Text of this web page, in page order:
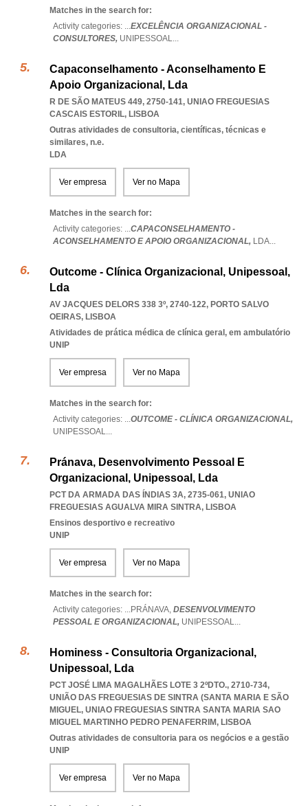
Matches in the search for:
Activity categories: ...EXCELÊNCIA ORGANIZACIONAL -
CONSULTORES, UNIPESSOAL...
Capaconselhamento - Aconselhamento E
Apoio Organizacional, Lda
R DE SÃO MATEUS 449, 2750-141, UNIAO FREGUESIAS
CASCAIS ESTORIL, LISBOA
Outras atividades de consultoria, científicas, técnicas e
similares, n.e.
LDA
Ver empresa Ver no Mapa
Matches in the search for:
Activity categories: ...CAPACONSELHAMENTO -
ACONSELHAMENTO E APOIO ORGANIZACIONAL, LDA...
Outcome - Clínica Organizacional, Unipessoal,
Lda
AV JACQUES DELORS 338 3º, 2740-122, PORTO SALVO
OEIRAS, LISBOA
Atividades de prática médica de clínica geral, em ambulatório
UNIP
Ver empresa Ver no Mapa
Matches in the search for:
Activity categories: ...OUTCOME - CLÍNICA ORGANIZACIONAL,
UNIPESSOAL...
Pránava, Desenvolvimento Pessoal E
Organizacional, Unipessoal, Lda
PCT DA ARMADA DAS ÍNDIAS 3A, 2735-061, UNIAO
FREGUESIAS AGUALVA MIRA SINTRA, LISBOA
Ensinos desportivo e recreativo
UNIP
Ver empresa Ver no Mapa
Matches in the search for:
Activity categories: ...PRÁNAVA, DESENVOLVIMENTO
PESSOAL E ORGANIZACIONAL, UNIPESSOAL...
Hominess - Consultoria Organizacional,
Unipessoal, Lda
PCT JOSÉ LIMA MAGALHÃES LOTE 3 2ºDTO., 2710-734,
UNIÃO DAS FREGUESIAS DE SINTRA (SANTA MARIA E SÃO
MIGUEL, UNIAO FREGUESIAS SINTRA SANTA MARIA SAO
MIGUEL MARTINHO PEDRO PENAFERRIM, LISBOA
Outras atividades de consultoria para os negócios e a gestão
UNIP
Ver empresa Ver no Mapa